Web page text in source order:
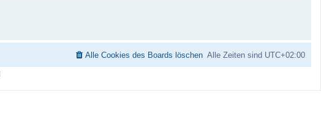
Alle Zeiten sind UTC+02:00
Alle Cookies des Boards löschen